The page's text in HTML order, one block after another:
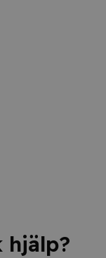
hjälp?